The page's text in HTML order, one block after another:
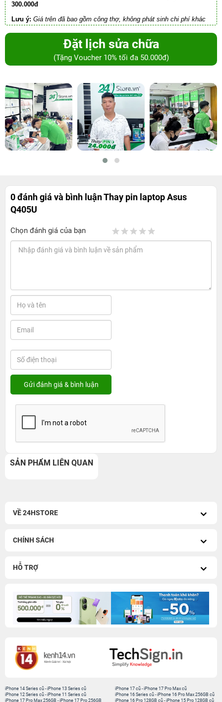
300.000đ
Lưu ý: Giá trên đã bao gồm công thợ, không phát sinh chi phí khác
Đặt lịch sửa chữa
(Tặng Voucher 10% tối đa 50.000đ)
0 đánh giá và bình luậnThay pin laptop Asus
Q405U
Chọn đánh giá của bạn
SẢN PHẨM LIÊN QUAN
VỀ 24HSTORE
CHÍNH SÁCH
HỖ TRỢ
iPhone 14 Series cũ -iPhone 13 Series cũ
iPhone 12 Series cũ -iPhone 11 Series cũ
iPhone 17 Pro Max 256GB -iPhone 17 Pro 256GB
iPhone 17 cũ-iPhone 17 Pro Max cũ
iPhone 16 Series cũ- iPhone 16 Pro Max 256GB cũ
iPhone 16 Pro 128GB cũ-iPhone 15 Pro 128GB cũ